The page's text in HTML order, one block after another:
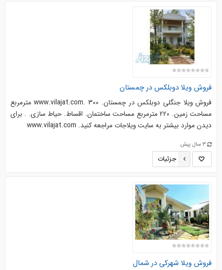
فروش ویلا دوبلکس در چمستان
فروش ویلا جنگلی دوبلکس در چمستان. www.vilajat.com. 300 مترمربع
مساحت زمین. 220 مترمربع مساحت ساختمان. اقساط. حیاط سازی. . برای
دیدن موارد بیشتر به سایت ویلاجات مراجعه کنید. www.vilajat.com
3 سال پیش
جزئیات
فروش ویلا شهرکی در شمال